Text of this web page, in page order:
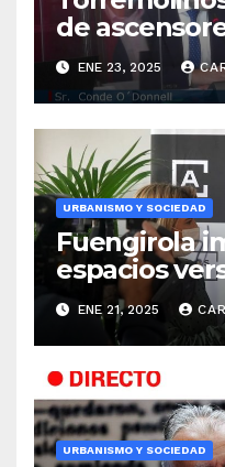
de
ciertos
bonos de
ENE 23, 2025
URBANISMO Y SOCIEDAD
Fuengirola
espacios
complejo
ENE 21, 2025
URBANISMO Y SOCIEDAD